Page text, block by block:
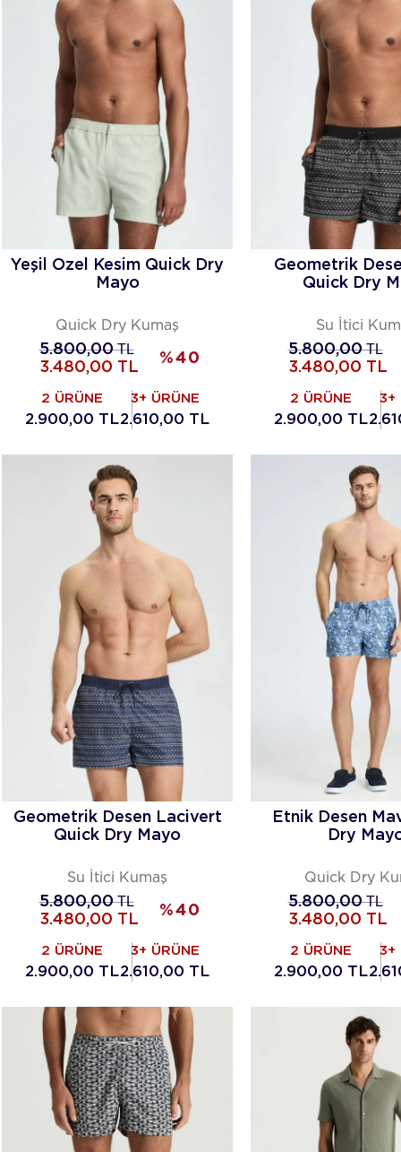
Yeşil Özel Kesim Quick Dry
Mayo
Quick Dry Kumaş
5.800,00TL
3.480,00 TL
%40
2 ÜRÜNE
2.900,00 TL
3+ ÜRÜNE
2.610,00 TL
Geometrik
Quick Dry
Su İtici
5.800,00TL
3.480,00 TL
2 ÜRÜNE
2.900,00 TL
3+
Geometrik Desen Lacivert
Quick Dry Mayo
Su İtici Kumaş
5.800,00TL
3.480,00 TL
%40
2 ÜRÜNE
2.900,00 TL
3+ ÜRÜNE
2.610,00 TL
Etnik Desen
Dry
Quick Dry
5.800,00TL
3.480,00 TL
2 ÜRÜNE
2.900,00 TL
3+